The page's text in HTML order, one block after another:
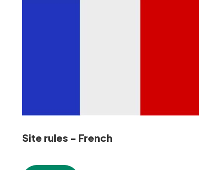
Site rules - French